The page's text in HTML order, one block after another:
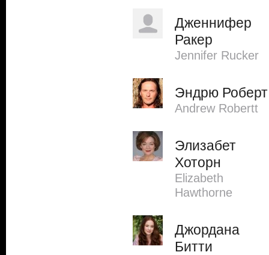
Дженнифер
Ракер
Jennifer Rucker
Эндрю Роберт
Andrew Robertt
Элизабет
Хоторн
Elizabeth
Hawthorne
Джордана
Битти